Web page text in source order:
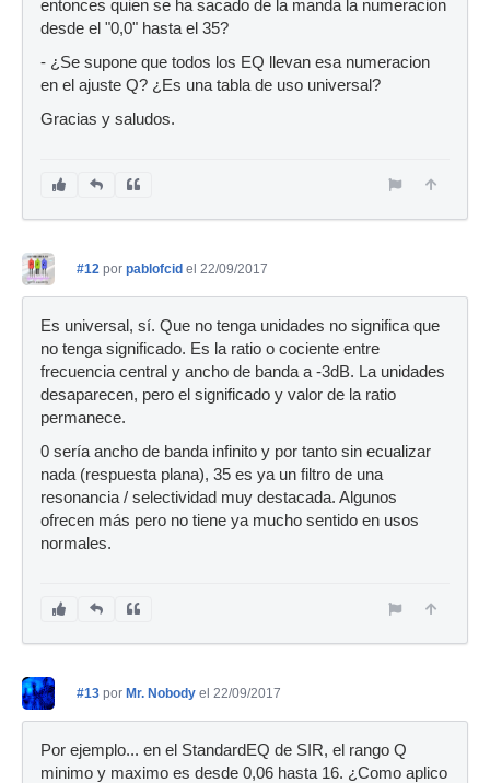
entonces quien se ha sacado de la manda la numeracion
desde el "0,0" hasta el 35?
- ¿Se supone que todos los EQ llevan esa numeracion
en el ajuste Q? ¿Es una tabla de uso universal?
Gracias y saludos.
#12 por pablofcid el 22/09/2017
Es universal, sí. Que no tenga unidades no significa que
no tenga significado. Es la ratio o cociente entre
frecuencia central y ancho de banda a -3dB. La unidades
desaparecen, pero el significado y valor de la ratio
permanece.
0 sería ancho de banda infinito y por tanto sin ecualizar
nada (respuesta plana), 35 es ya un filtro de una
resonancia / selectividad muy destacada. Algunos
ofrecen más pero no tiene ya mucho sentido en usos
normales.
#13 por Mr. Nobody el 22/09/2017
Por ejemplo... en el StandardEQ de SIR, el rango Q
minimo y maximo es desde 0,06 hasta 16. ¿Como aplico